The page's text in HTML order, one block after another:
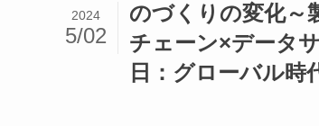
のづくりの変化～
チェーン×データ
日：グローバル
2024
5/02